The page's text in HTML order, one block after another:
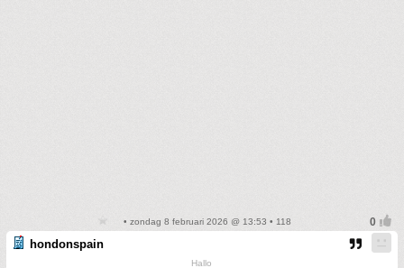
• zondag 8 februari 2026 @ 13:53 • 118
hondonspain
Hallo